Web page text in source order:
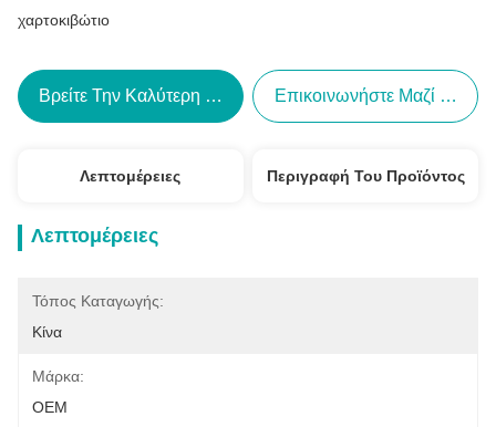
χαρτοκιβώτιο
Βρείτε Την Καλύτερη Τιμή Επικοινωνήστε Μαζί Μας
Λεπτομέρειες Περιγραφή Του Προϊόντος
Λεπτομέρειες
Τόπος Καταγωγής:
Κίνα
Μάρκα:
OEM